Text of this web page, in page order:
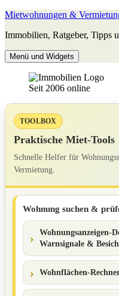
Zum
springen
Mietwohnungen &
Immobilien, Ratgeber, Tipps
Menü und Widgets
Seit 2006 online
TOOLBOX
Praktische Miet-Tools
Schnelle Helfer für
Vermietung.
Wohnung suchen &
Wohnungsanzeigen-
Warnsignale &
Wohnflächen-